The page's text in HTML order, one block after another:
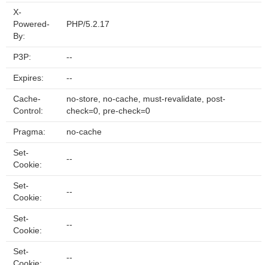
X-
Powered-
By:
PHP/5.2.17
P3P: --
Expires: --
Cache-
Control:
no-store, no-cache, must-revalidate, post-
check=0, pre-check=0
Pragma: no-cache
Set-
Cookie:
--
Set-
Cookie:
--
Set-
Cookie:
--
Set-
--